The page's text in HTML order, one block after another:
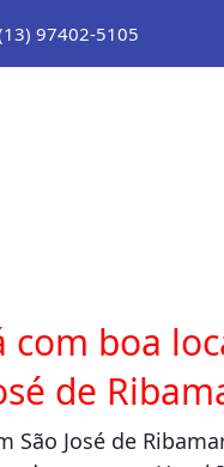
97402-5105
boa
de
São José de